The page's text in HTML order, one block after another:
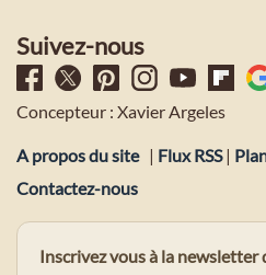
Suivez-nous
Concepteur : Xavier Argeles
A propos du site | Flux RSS|
Contactez-nous
Inscrivez vous à la newsletter